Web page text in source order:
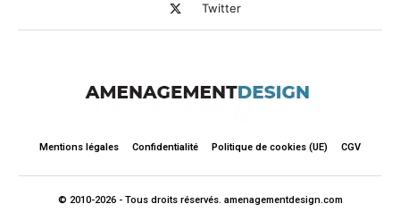
Twitter
Mentions légales Confidentialité Politique de cookies (UE) CGV
© 2010-2026 - Tous droits réservés. amenagementdesign.com